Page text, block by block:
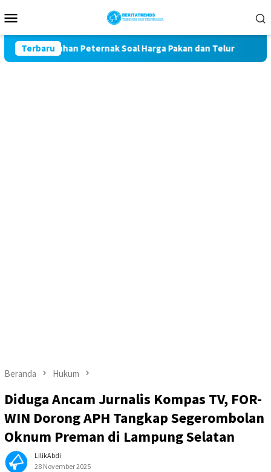
ke
Mobile
Terbaru
Keluhan Peternak Soal Harga Pakan dan Telur TAK
Beranda Hukum
Diduga Ancam Jurnalis Kompas TV, FOR-
WIN Dorong APH Tangkap Segerombolan
Oknum Preman di Lampung Selatan
LilikAbdi
28 November 2025